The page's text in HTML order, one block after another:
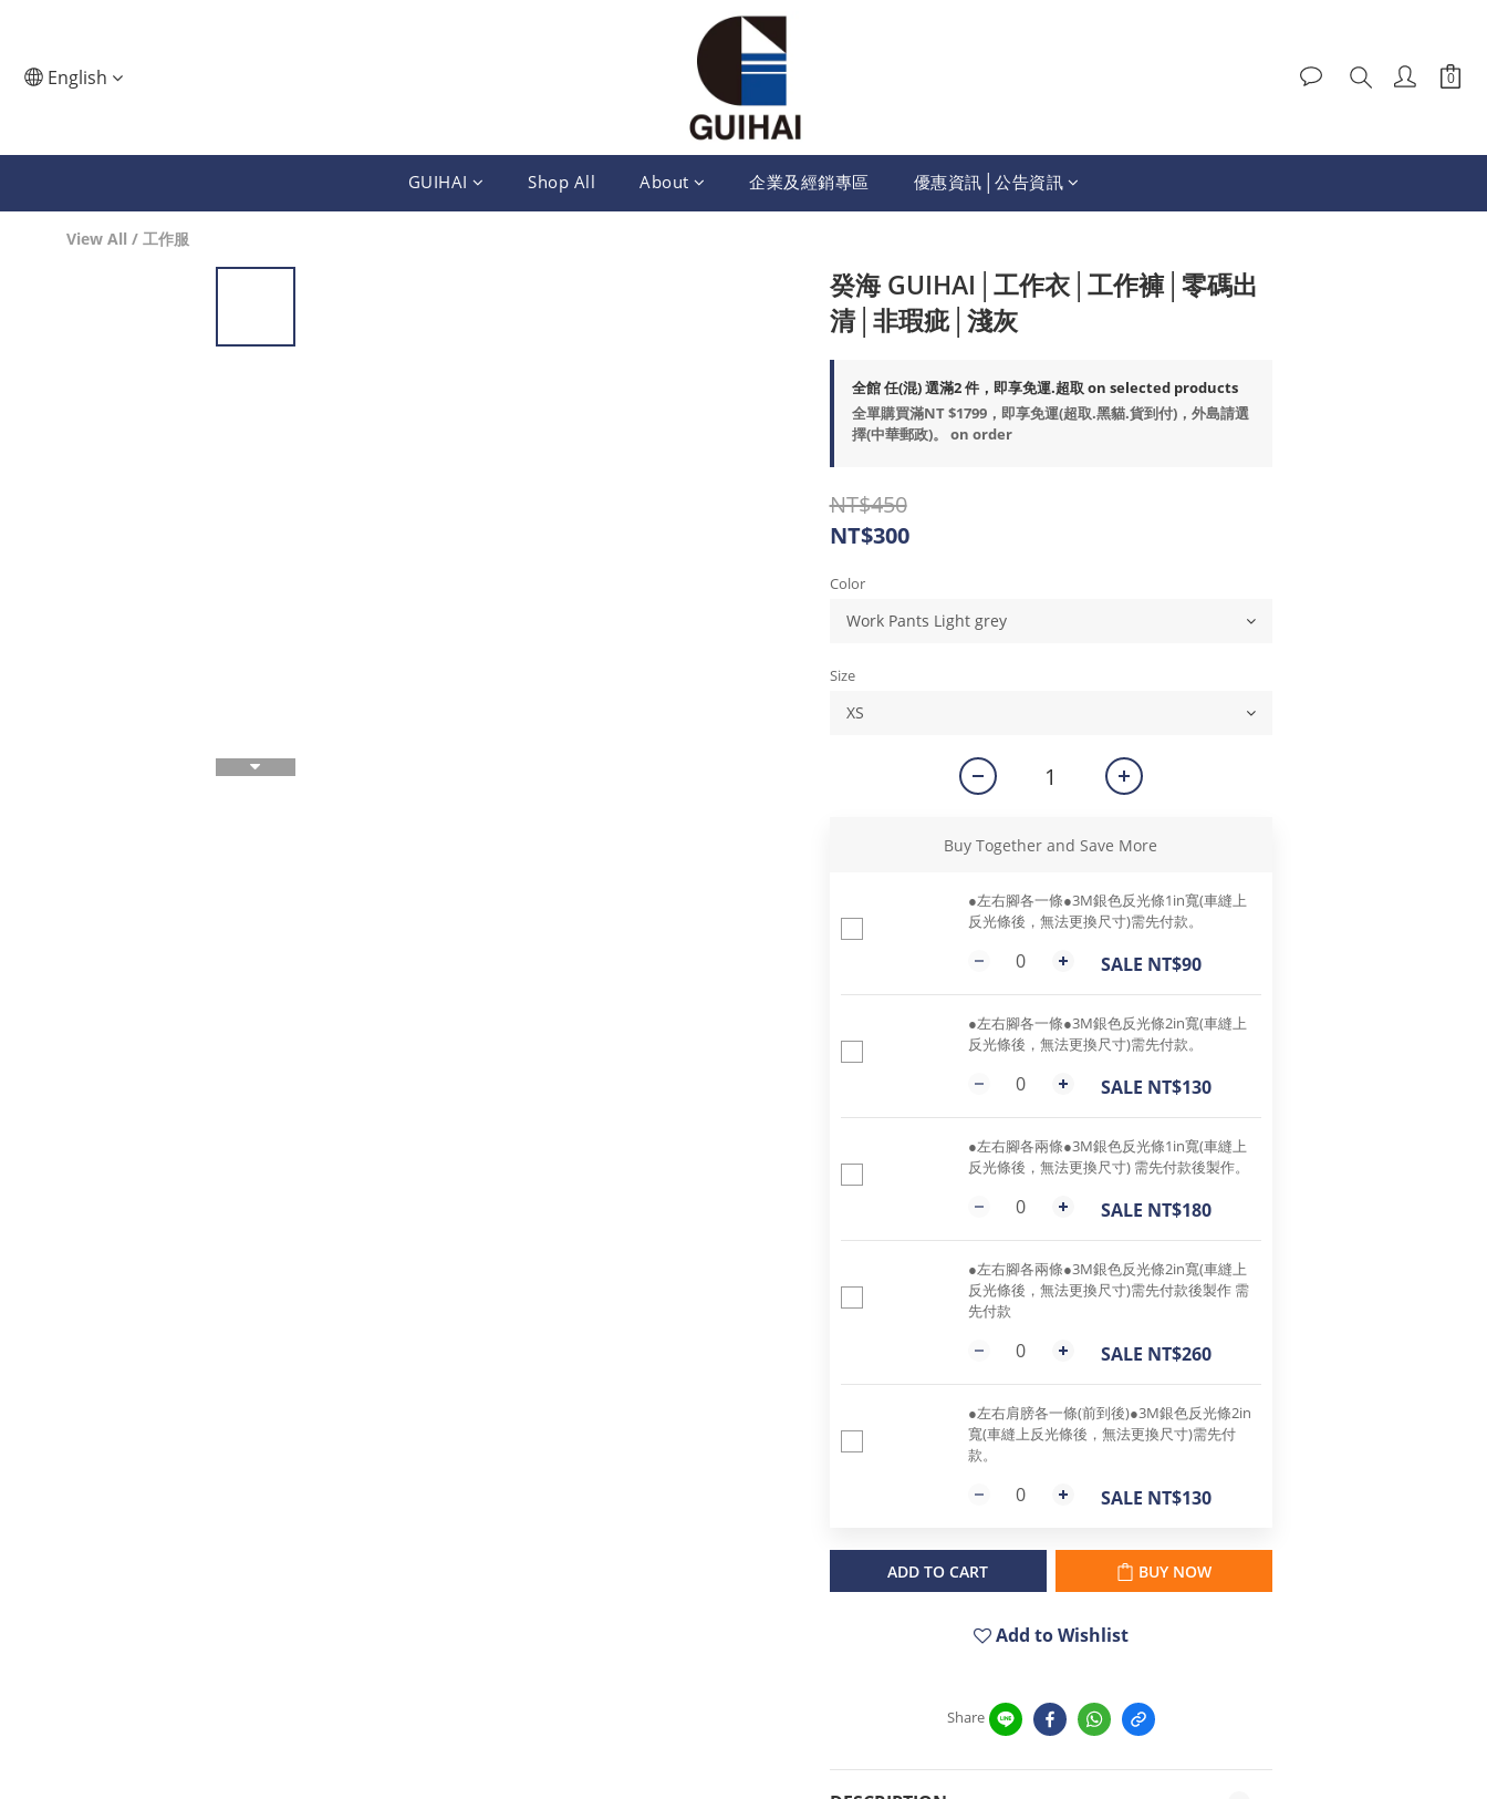
English
GUIHAI Shop All About 企業及經銷專區 優惠資訊│公告資訊
View All / 工作服
癸海 GUIHAI│工作衣│工作褲│零碼出
清│非瑕疵│淺灰
全館 任(混) 選滿2 件，即享免運.超取 on selected products
全單購買滿NT $1799，即享免運(超取.黑貓.貨到付)，外島請選
擇(中華郵政)。 on order
NT$450
NT$300
Color
Size
Buy Together and Save More
●左右腳各一條●3M銀色反光條1in寬(車縫上
反光條後，無法更換尺寸)需先付款。
SALE NT$90
●左右腳各一條●3M銀色反光條2in寬(車縫上
反光條後，無法更換尺寸)需先付款。
SALE NT$130
●左右腳各兩條●3M銀色反光條1in寬(車縫上
反光條後，無法更換尺寸) 需先付款後製作。
SALE NT$180
●左右腳各兩條●3M銀色反光條2in寬(車縫上
反光條後，無法更換尺寸)需先付款後製作 需
先付款
SALE NT$260
●左右肩膀各一條(前到後)●3M銀色反光條2in
寬(車縫上反光條後，無法更換尺寸)需先付
款。
SALE NT$130
ADD TO CART BUY NOW
Add to Wishlist
Share